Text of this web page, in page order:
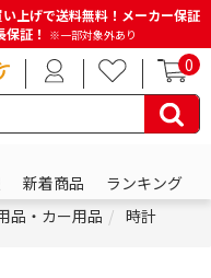
上げで送料無料！メーカー保証
証！ ※一部対象外あり
0
新着商品
ランキング
品・カー用品 時計